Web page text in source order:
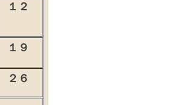
１２
１９
２６